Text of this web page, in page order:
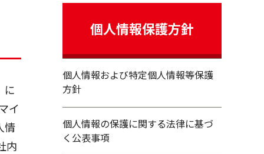
に
イ
情
内
個人情報保護方針
個人情報および特定個人情報等保護
方針
個人情報の保護に関する法律に基づ
く公表事項